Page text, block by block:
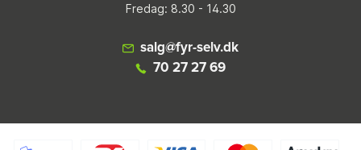
Fredag: 8.30 - 14.30
salg@fyr-selv.dk
70 27 27 69